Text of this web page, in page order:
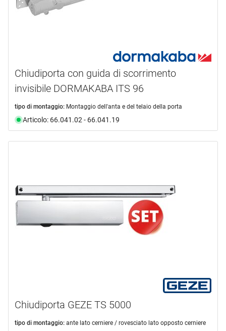
Chiudiporta con guida di scorrimento
invisibile DORMAKABA ITS 96
tipo di montaggio: Montaggio dell'anta e del telaio della porta
Articolo: 66.041.02 - 66.041.19
Chiudiporta GEZE TS 5000
tipo di montaggio: ante lato cerniere / rovesciato lato opposto cerniere